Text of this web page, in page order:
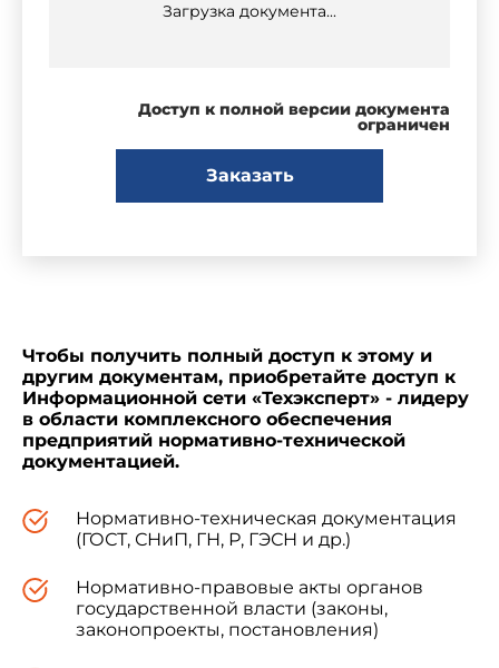
Загрузка документа...
Доступ к полной версии документа
ограничен
Заказать
Чтобы получить полный доступ к этому и
другим документам, приобретайте доступ к
Информационной сети «Техэксперт» - лидеру
в области комплексного обеспечения
предприятий нормативно-технической
документацией.
Нормативно-техническая документация
(ГОСТ, СНиП, ГН, Р, ГЭСН и др.)
Нормативно-правовые акты органов
государственной власти (законы,
законопроекты, постановления)